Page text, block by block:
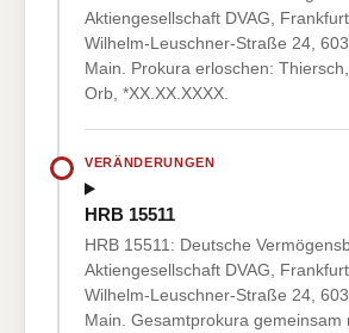
Aktiengesellschaft DVAG,
Wilhelm-Leuschner-Straße 24,
Main. Prokura erloschen:
Orb, *XX.XX.XXXX.
VERÄNDERUNGEN
HRB 15511
HRB 15511: Deutsche
Aktiengesellschaft DVAG,
Wilhelm-Leuschner-Straße 24,
Main. Gesamtprokura gemeinsam